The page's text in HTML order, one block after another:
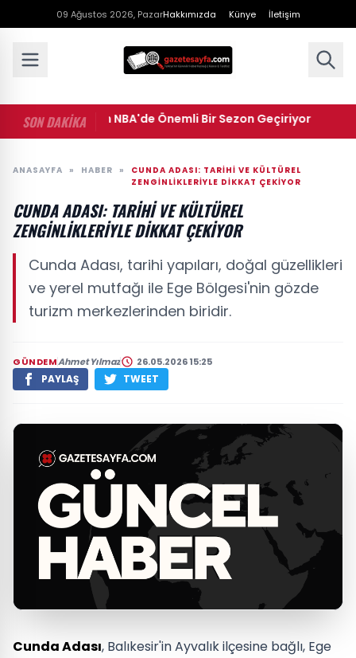
09 Ağustos 2026, PazarHakkımızda Künye İletişim
SON DAKİKA
• Cedi Osman NBA'de Önemli Bir Sezon Geçiriyor
ANASAYFA » HABER »
CUNDA ADASI: TARIHI VE KÜLTÜREL
ZENGINLIKLERIYLE DIKKAT ÇEKIYOR
CUNDA ADASI: TARIHI VE KÜLTÜREL
ZENGINLIKLERIYLE DIKKAT ÇEKIYOR
Cunda Adası, tarihi yapıları, doğal güzellikleri
ve yerel mutfağı ile Ege Bölgesi'nin gözde
turizm merkezlerinden biridir.
GÜNDEMAhmet Yılmaz 26.05.2026 15:25
PAYLAŞ TWEET
Cunda Adası, Balıkesir'in Ayvalık ilçesine bağlı, Ege